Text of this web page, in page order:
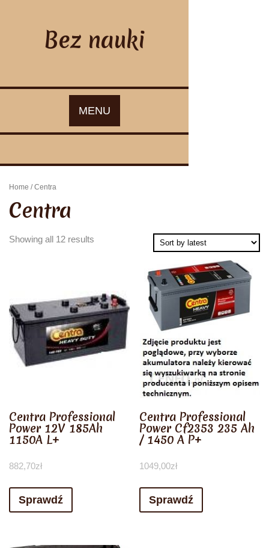
Bez nauki
MENU
Home / Centra
Centra
Showing all 12 results
Centra Professional
Power 12V 185Ah
1150A L+
882,70zł
Sprawdź
Centra Professional
Power Cf2353 235 Ah
/ 1450 A P+
1049,00zł
Sprawdź